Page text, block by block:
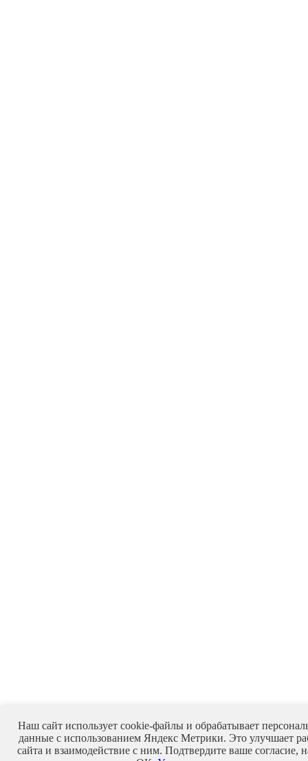
Наш сайт использует cookie-файлы и обрабатывает
данные с использованием Яндекс Метрики. Это улучшает
сайта и взаимодействие с ним. Подтвердите ваше согласие,